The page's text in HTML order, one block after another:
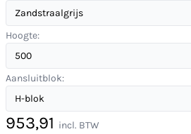
Hoogte:
Aansluitblok:
953,91 incl. BTW